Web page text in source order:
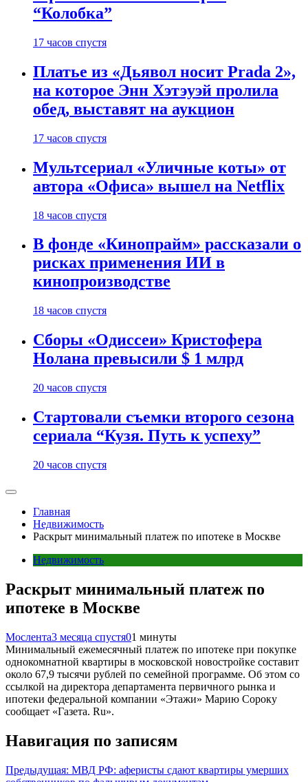
“Колобка”
17 часов спустя
Платье из «Дьявол носит Prada 2»,
на которое Энн Хэтэуэй пролила
обед, выставят на аукцион
17 часов спустя
Мультсериал «Уличные коты» от
автора «Офиса» вышел на Netflix
18 часов спустя
В фонде «Кинопрайм» рассказали о
рисках применения ИИ в
кинопроизводстве
18 часов спустя
Сборы «Одиссеи» Кристофера
Нолана превысили $ 1 млрд
20 часов спустя
Стартовали съемки второго сезона
сериала “Кузя. Путь к успеху”
20 часов спустя
Главная
Недвижимость
Раскрыт минимальный платеж по ипотеке в Москве
Недвижимость
Раскрыт минимальный платеж по
ипотеке в Москве
Мослента3 месяца спустя01 минуты
Минимальный ежемесячный платеж по ипотеке при покупке
однокомнатной квартиры в московской новостройке составит
около 67,9 тысячи рублей по семейной программе. Об этом со
ссылкой на директора департамента первичного рынка и
ипотеки федеральной компании «Этажи» Марию Сороку
сообщает «Газета. Ru».
Навигация по записям
Предыдущая: МВД РФ: аферисты сдают квартиры умерших